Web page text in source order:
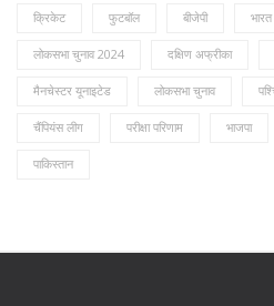
क्रिकेट फुटबॉल बीजेपी भारत
लोकसभा चुनाव 2024 दक्षिण अफ्रीका
मैनचेस्टर यूनाइटेड लोकसभा चुनाव
चैंपियंस लीग परीक्षा परिणाम भाजपा
पाकिस्तान